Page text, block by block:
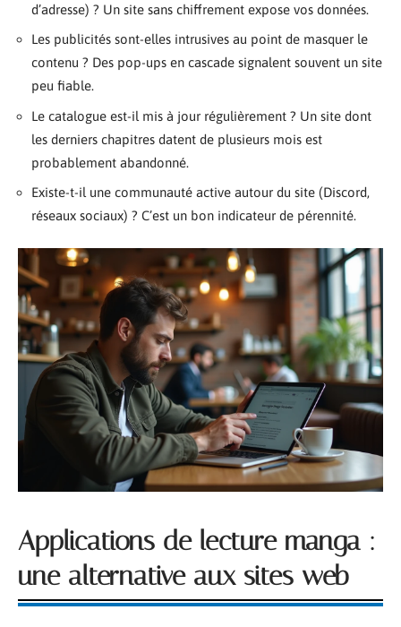
d’adresse) ? Un site sans chiffrement expose vos données.
Les publicités sont-elles intrusives au point de masquer le
contenu ? Des pop-ups en cascade signalent souvent un site
peu fiable.
Le catalogue est-il mis à jour régulièrement ? Un site dont
les derniers chapitres datent de plusieurs mois est
probablement abandonné.
Existe-t-il une communauté active autour du site (Discord,
réseaux sociaux) ? C’est un bon indicateur de pérennité.
Applications de lecture manga :
une alternative aux sites web